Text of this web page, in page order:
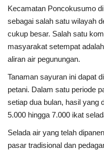
Kecamatan Poncokusumo di
sebagai salah satu wilayah
cukup besar. Salah satu
masyarakat setempat
aliran air pegunungan.
Tanaman sayuran ini dapat
petani. Dalam satu periode
setiap dua bulan, hasil yang
5.000 hingga 7.000 ikat
Selada air yang telah
pasar tradisional dan